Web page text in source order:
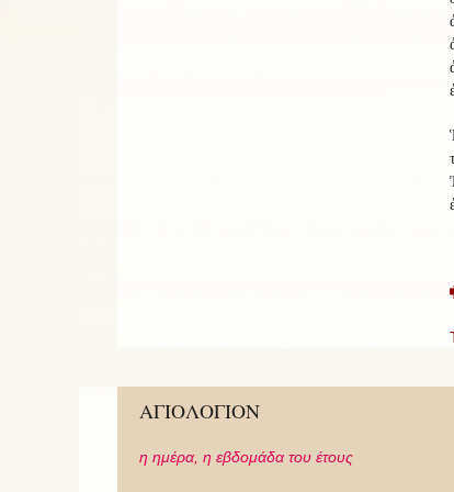
ΑΓΙΟΛΟΓΙΟΝ
η ημέρα, η εβδομάδα του έτους